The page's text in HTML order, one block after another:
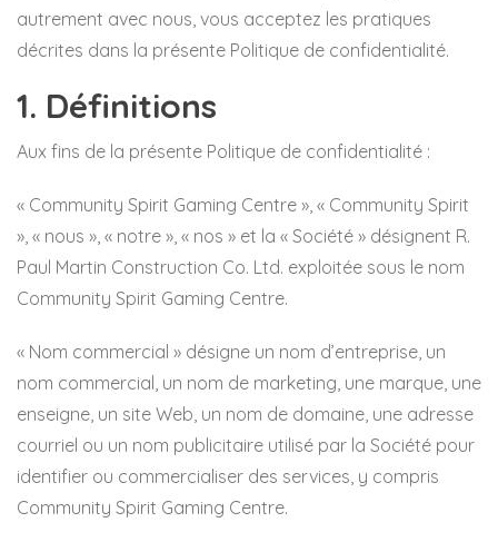
autrement avec nous, vous acceptez les pratiques
décrites dans la présente Politique de confidentialité.
1. Définitions
Aux fins de la présente Politique de confidentialité :
« Community Spirit Gaming Centre », « Community Spirit
», « nous », « notre », « nos » et la « Société » désignent R.
Paul Martin Construction Co. Ltd. exploitée sous le nom
Community Spirit Gaming Centre.
« Nom commercial » désigne un nom d’entreprise, un
nom commercial, un nom de marketing, une marque, une
enseigne, un site Web, un nom de domaine, une adresse
courriel ou un nom publicitaire utilisé par la Société pour
identifier ou commercialiser des services, y compris
Community Spirit Gaming Centre.